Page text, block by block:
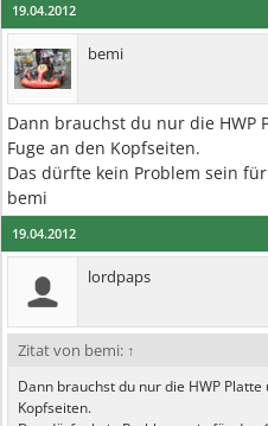
19.04.2012
bemi
Dann brauchst du nur die
Fuge an den Kopfseiten.
Das dürfte kein Problem sein
bemi
19.04.2012
lordpaps
Zitat von bemi: ↑
Dann brauchst du nur die HWP
Kopfseiten.